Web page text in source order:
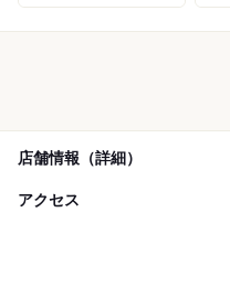
店舗情報（詳細）
アクセス